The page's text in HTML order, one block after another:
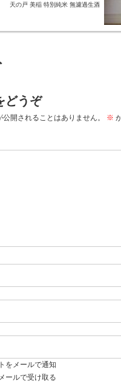
天の戸 美稲 特別純米 無濾過生酒
どうぞ
開されることはありません。 ※
をメールで通知
ールで受け取る